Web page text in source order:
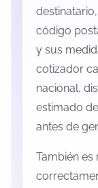
código
y sus
cotizador
nacional,
estimado
antes de
También